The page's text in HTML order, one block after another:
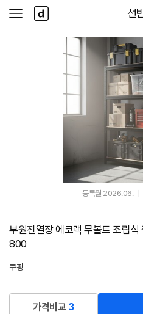
다
선
사
이
다
나
와
등록월 2026.06.
부원진열장 에코랙 무볼트 조립식
800
쿠팡
가격비교 3